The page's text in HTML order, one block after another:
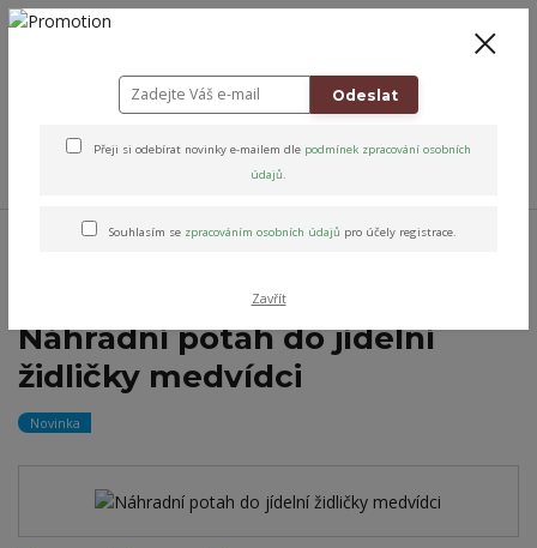
+420 778 743 310
Altens originály & vybrané značky Potahy na židličky
Náhradní potah do jídelní
židličky medvídci
Novinka
Odeslat
Přeji si odebírat novinky e-mailem dle podmínek zpracování osobních
údajů.
Souhlasím se zpracováním osobních údajů pro účely registrace.
Zavřít